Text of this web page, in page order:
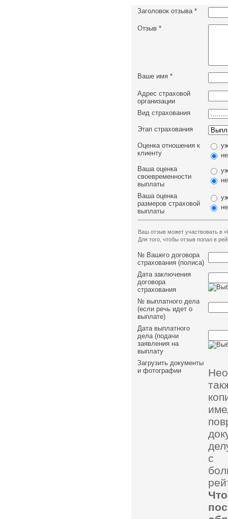
Заголовок отзыва *
Отзыв *
Ваше имя *
Адрес страховой
организации
Вид страхования
Этап страхования
Оценка отношения к
клиенту
Ваша оценка
своевременности
выплаты
Ваша оценка
размеров страховой
выплаты
Ваш отзыв может участвовать в
Для того, чтобы отзыв попал в
№ Вашего договора
страхования (полиса)
Дата заключения
договора
страхования
№ выплатного дела
(если речь идет о
выплате)
Дата выплатного
дела (подачи
заявления на
выплату
Загрузить документы
и фотографии
с